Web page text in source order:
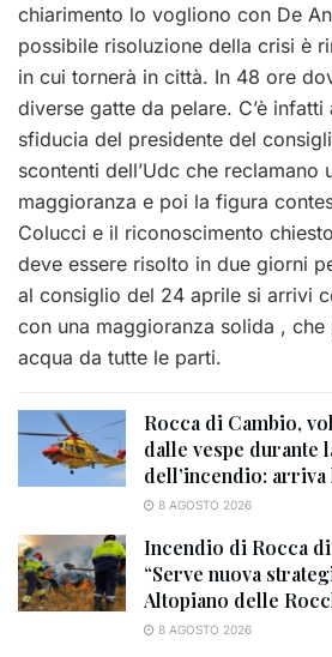
chiarimento lo vogliono con De
possibile risoluzione della crisi è
in cui tornerà in città. In 48 ore
diverse gatte da pelare. C’è
sfiducia del presidente del
scontenti dell’Udc che reclamano
maggioranza e poi la figura
Colucci e il riconoscimento
deve essere risolto in due giorni
al consiglio del 24 aprile si arrivi
con una maggioranza solida ,
acqua da tutte le parti.
Rocca di Cambio,
dalle vespe durante
dell’incendio:
8 AGOSTO 2026
Incendio di Rocca
“Serve nuova
Altopiano delle
8 AGOSTO 2026